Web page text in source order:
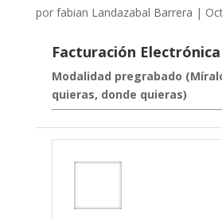
por fabian Landazabal Barrera |
Facturación
Modalidad pregrabado
quieras, donde quieras)